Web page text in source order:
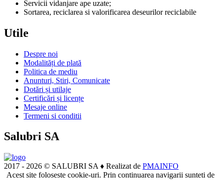
Servicii vidanjare ape uzate;
Sortarea, reciclarea si valorificarea deseurilor reciclabile
Utile
Despre noi
Modalități de plată
Politica de mediu
Anunturi, Stiri, Comunicate
Dotări și utilaje
Certificări și licențe
Mesaje online
Termeni si conditii
Salubri SA
2017 - 2026 © SALUBRI SA ♦ Realizat de PMAINFO
Acest site foloseste cookie-uri. Prin continuarea navigarii sunteti de